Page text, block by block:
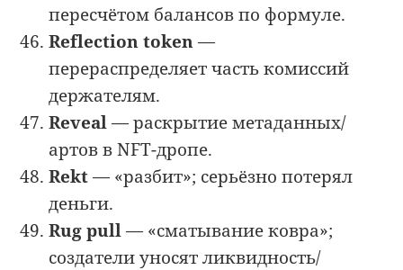
пересчётом балансов по формуле.
Reflection token—
перераспределяет часть комиссий
держателям.
Reveal— раскрытие метаданных/
артов в NFT-дропе.
Rekt— «разбит»; серьёзно потерял
деньги.
Rug pull— «сматывание ковра»;
создатели уносят ликвидность/